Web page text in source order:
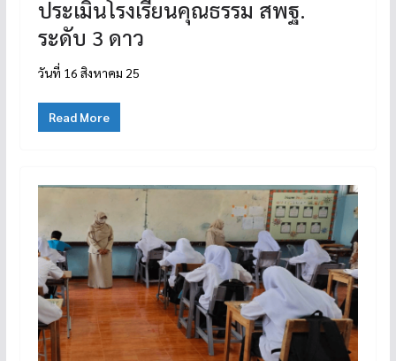
ประเมินโรงเรียนคุณธรรม สพฐ.
ระดับ 3 ดาว
วันที่ 16 สิงหาคม 25
Read More